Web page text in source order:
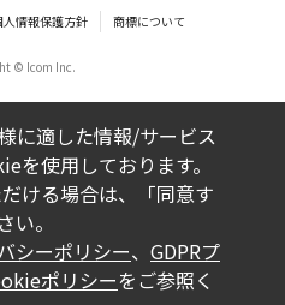
せん。
説明書およびその他す
一切行わないでくださ
の変更により、何らか
も、弊社では一切の保
た、内容の変更の結
が生じたとしても、弊
の責任を負いません。
人情報保護方針 商標について
© Icom Inc.
に適した情報/サービス
を使用しております。
ける場合は、「同意す
い。
シーポリシー、 GDPRプ
ポリシーをご参照く